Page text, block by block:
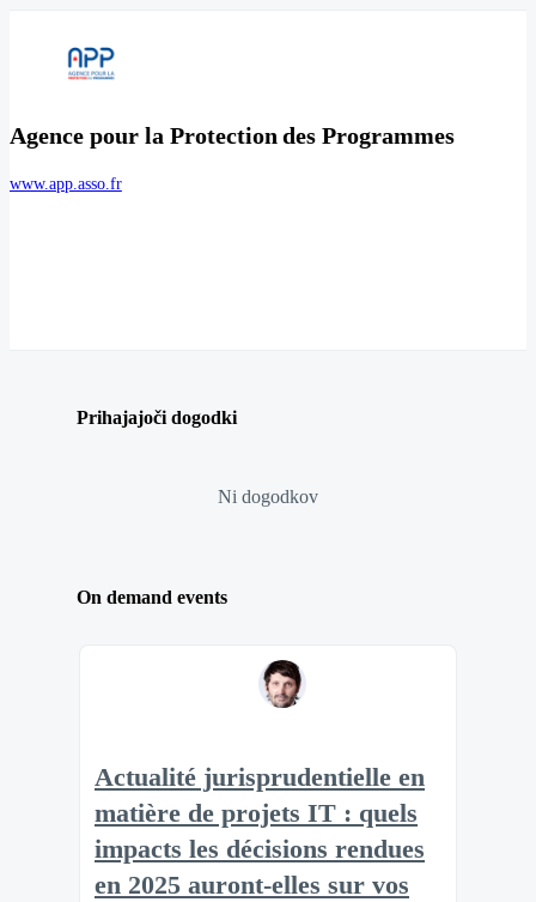
Agence pour la Protection des Programmes
www.app.asso.fr
Prihajajoči dogodki
Ni dogodkov
On demand events
Actualité jurisprudentielle en
matière de projets IT : quels
impacts les décisions rendues
en 2025 auront-elles sur vos